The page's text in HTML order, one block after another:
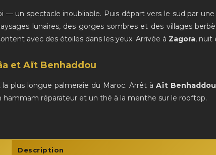
— un spectacle inoubliable. Puis départ vers le sud par
lunaires, des gorges sombres et des villages
avec des étoiles dans les yeux. Arrivée à Zagora, nuit
et Aït Benhaddou
la plus longue palmeraie du Maroc. Arrêt à Aït Benhaddou
hammam réparateur et un thé à la menthe sur le rooftop.
Description